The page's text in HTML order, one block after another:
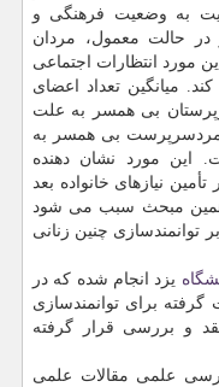
به وضعیت فرهنگی و
در حالت معمول، مردان
مورد انتظارات اجتماعی
میانگین تعداد اعضای
بی همسر به علت
مردسرپرست بی همسر به
این مورد نشان دهنده
نیازهای خانواده بعد
مبحث سبب می شود
توانمندسازی چنین زنانی
یزد انجام شده که در
برای توانمندسازی
و بررسی قرار گرفته
علمی مقالات علمی